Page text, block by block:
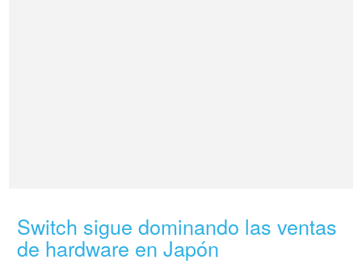
Switch sigue dominando las ventas
de hardware en Japón